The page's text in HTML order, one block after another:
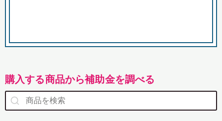
購入する商品から補助金を調べる